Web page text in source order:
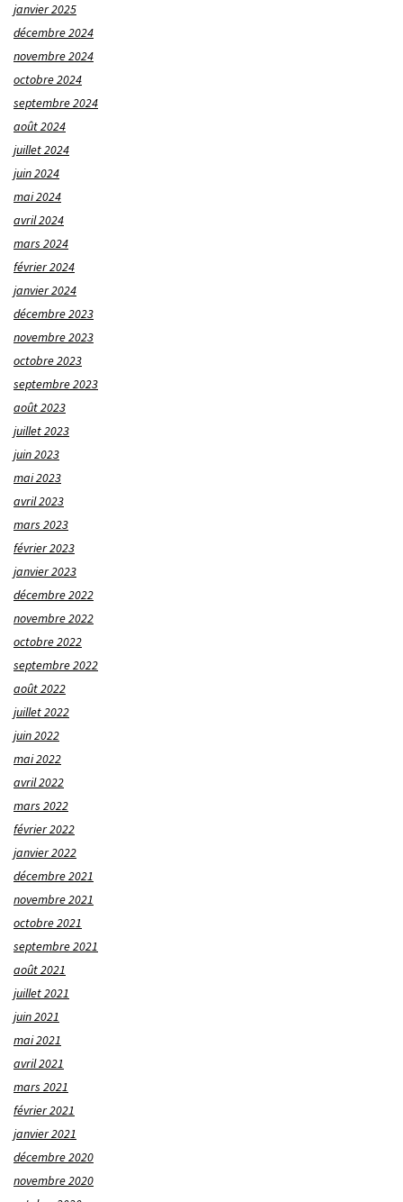
janvier 2025
décembre 2024
novembre 2024
octobre 2024
septembre 2024
août 2024
juillet 2024
juin 2024
mai 2024
avril 2024
mars 2024
février 2024
janvier 2024
décembre 2023
novembre 2023
octobre 2023
septembre 2023
août 2023
juillet 2023
juin 2023
mai 2023
avril 2023
mars 2023
février 2023
janvier 2023
décembre 2022
novembre 2022
octobre 2022
septembre 2022
août 2022
juillet 2022
juin 2022
mai 2022
avril 2022
mars 2022
février 2022
janvier 2022
décembre 2021
novembre 2021
octobre 2021
septembre 2021
août 2021
juillet 2021
juin 2021
mai 2021
avril 2021
mars 2021
février 2021
janvier 2021
décembre 2020
novembre 2020